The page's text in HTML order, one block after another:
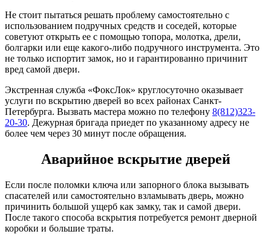
Не стоит пытаться решать проблему самостоятельно с
использованием подручных средств и соседей, которые
советуют открыть ее с помощью топора, молотка, дрели,
болгарки или еще какого-либо подручного инструмента. Это
не только испортит замок, но и гарантированно причинит
вред самой двери.
Экстренная служба «ФоксЛок» круглосуточно оказывает
услуги по вскрытию дверей во всех районах Санкт-
Петербурга. Вызвать мастера можно по телефону 8(812)323-
20-30. Дежурная бригада приедет по указанному адресу не
более чем через 30 минут после обращения.
Аварийное вскрытие дверей
Если после поломки ключа или запорного блока вызывать
спасателей или самостоятельно взламывать дверь, можно
причинить большой ущерб как замку, так и самой двери.
После такого способа вскрытия потребуется ремонт дверной
коробки и большие траты.